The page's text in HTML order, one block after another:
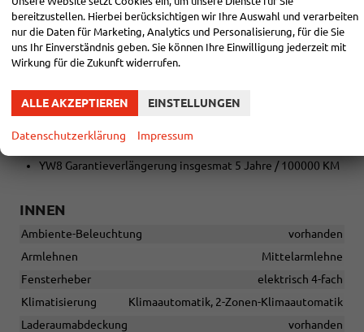
AUßEN:
18 Zoll Räder
PQS Kessy
PST Wireless Charger, Armlehne vorne
PUT 18 Zoll Performance Alufelgen
YW8 Garantieverlängerung insgesmat 5 Jahre / 100000 KM
INNEN
Ambiente-Beleuchtung
vorhanden
Armlehnen
Mittelarmlehne
Fensterheber
elektrisch 4-fach
Klimatisierung
Klimaautomatik, 2-Zonen-Klimaautomatik
Laderaumabdeckung
vorhanden
bereitzustellen. Hierbei berücksichtigen wir Ihre Auswahl und verarbeiten
nur die Daten für Marketing, Analytics und Personalisierung, für die Sie
uns Ihr Einverständnis geben. Sie können Ihre Einwilligung jederzeit mit
Wirkung für die Zukunft widerrufen.
ALLE AKZEPTIEREN EINSTELLUNGEN
Datenschutzerklärung Impressum